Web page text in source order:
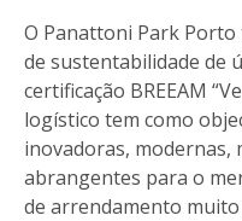
O Panattoni Park Porto
de sustentabilidade de
certificação BREEAM
logístico tem como
inovadoras, modernas,
abrangentes para o
de arrendamento